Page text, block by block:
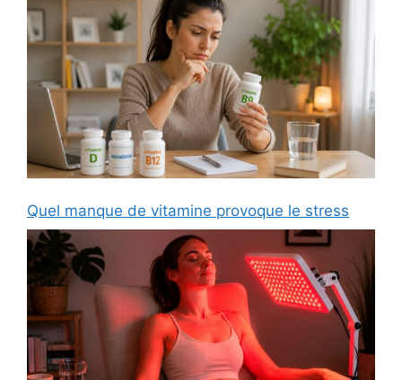
Quel manque de vitamine provoque le stress